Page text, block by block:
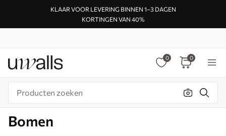
KLAAR VOOR LEVERING BINNEN 1–3 DAGEN
KORTINGEN VAN 40%
0 0
Bomen